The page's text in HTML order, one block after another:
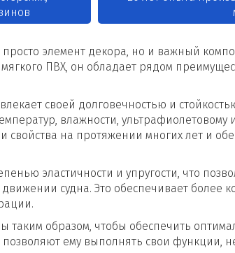
элемент декора, но и важный
ПВХ, он обладает рядом
своей долговечностью и
влажности, ультрафиолетовому
свойства на протяжении многих лет и
эластичности и упругости, что
судна. Это обеспечивает более
таким образом, чтобы обеспечить
ему выполнять свои функции,